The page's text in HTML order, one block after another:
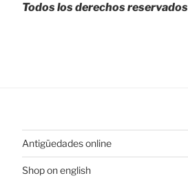
Todos los derechos reservados
Antigüedades online
Shop on english